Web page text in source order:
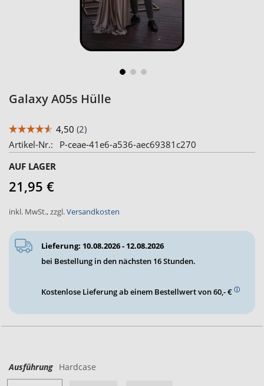
Galaxy A05s Hülle
Artikel-Nr.
P-ceae-41e6-a536-aec69381c270
AUF LAGER
21,95 €
inkl. MwSt.,zzgl.Versandkosten
Lieferung: 10.08.2026 - 12.08.2026
bei Bestellung in den nächsten 16 Stunden.
Kostenlose Lieferung ab einem Bestellwert von 60,- € ⓘ
Ausführung Hardcase
Anfang
Bildergalerie
springen